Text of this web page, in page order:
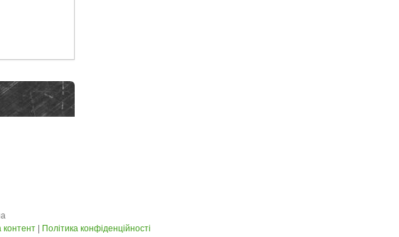
контент Політика конфіденційності